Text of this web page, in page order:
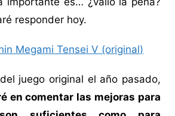
responder hoy.
Megami Tensei V (original)
juego original el año pasado,
en comentar las mejoras para